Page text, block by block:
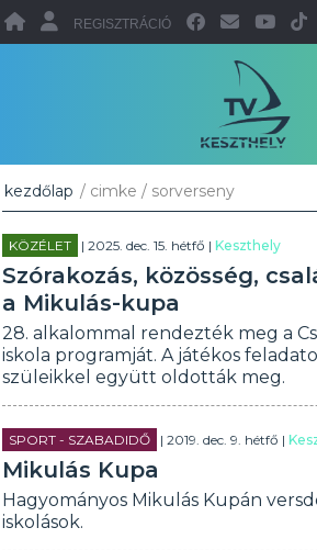
REGISZTRÁCIÓ
kezdőlap / cimke / sorverseny
KÖZÉLET | 2025. dec. 15. hétfő |Keszthely
Szórakozás, közösség,
a Mikulás-kupa
28. alkalommal rendezték meg a
iskola programját. A játékos
szüleikkel együtt oldották meg.
SPORT - SZABADIDŐ | 2019. dec. 9. hétfő |
Mikulás Kupa
Hagyományos Mikulás Kupán
iskolások.